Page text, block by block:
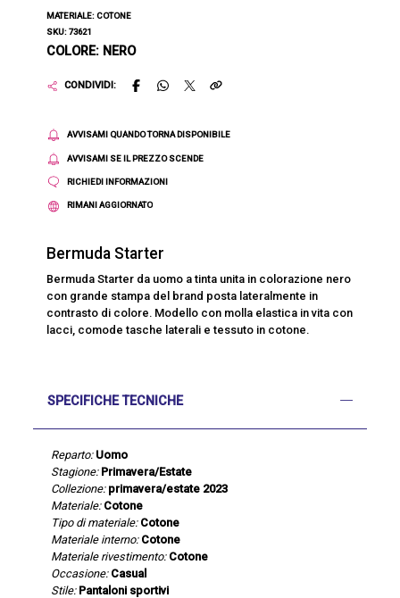
MATERIALE: COTONE
SKU: 73621
COLORE: NERO
CONDIVIDI:
AVVISAMI QUANDO TORNA DISPONIBILE
AVVISAMI SE IL PREZZO SCENDE
RICHIEDI INFORMAZIONI
RIMANI AGGIORNATO
Bermuda Starter
Bermuda Starter da uomo a tinta unita in colorazione nero
con grande stampa del brand posta lateralmente in
contrasto di colore. Modello con molla elastica in vita con
lacci, comode tasche laterali e tessuto in cotone.
SPECIFICHE TECNICHE
Reparto: Uomo
Stagione: Primavera/Estate
Collezione: primavera/estate 2023
Materiale: Cotone
Tipo di materiale: Cotone
Materiale interno: Cotone
Materiale rivestimento: Cotone
Occasione: Casual
Stile: Pantaloni sportivi